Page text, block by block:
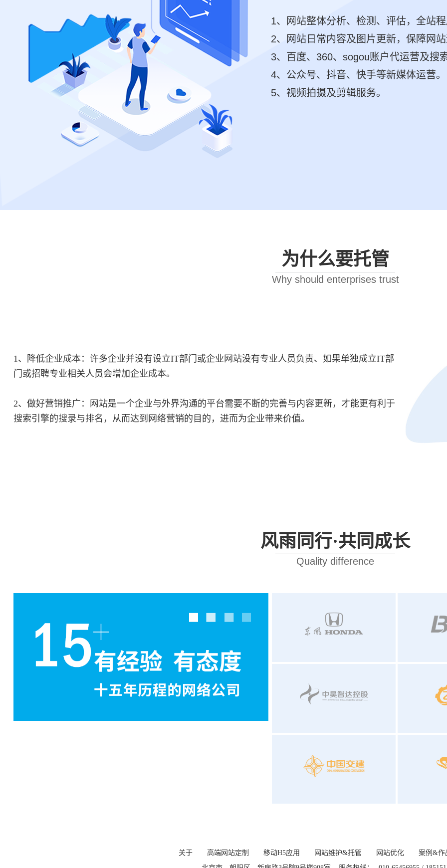
1、网站整体分析、检测、评估，全站
2、网站日常内容及图片更新，保障网
3、百度、360、sogou账户代运营及搜
4、公众号、抖音、快手等新媒体运营。
5、视频拍摄及剪辑服务。
为什么要托管
Why should enterprises trust
1、降低企业成本：许多企业并没有设立IT部门或企业网站没有专业人员负责、如果单独成立IT部
门或招聘专业相关人员会增加企业成本。
2、做好营销推广：网站是一个企业与外界沟通的平台需要不断的完善与内容更新，才能更有利于
搜索引擎的搜录与排名，从而达到网络营销的目的，进而为企业带来价值。
风雨同行·共同成长
Quality difference
关于 高端网站定制 移动H5应用 网站维护&托管 网站优化
案例&作